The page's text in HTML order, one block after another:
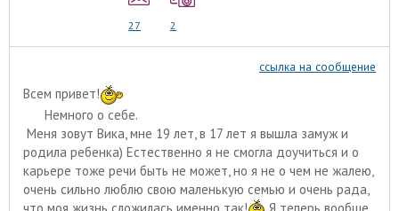
27 2
ссылка на сообщение
Всем привет!
Немного о себе.
Меня зовут Вика, мне 19 лет, в 17 лет я вышла замуж и
родила ребенка) Естественно я не смогла доучиться и о
карьере тоже речи быть не может, но я не о чем не жалею,
очень сильно люблю свою маленькую семью и очень рада,